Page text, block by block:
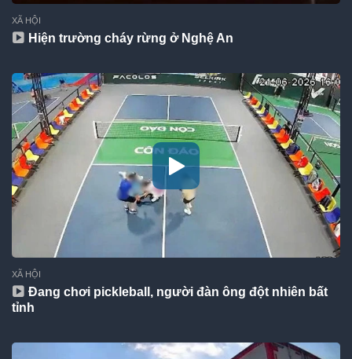
XÃ HỘI
Hiện trường cháy rừng ở Nghệ An
XÃ HỘI
Đang chơi pickleball, người đàn ông đột nhiên bất
tỉnh